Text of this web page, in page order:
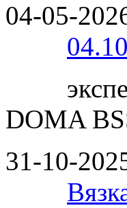
04-05-
DOMA
31-10-